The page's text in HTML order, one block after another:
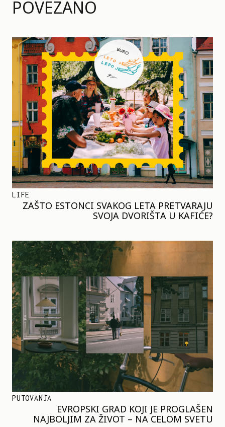
POVEZANO
LIFE
ZAŠTO ESTONCI SVAKOG LETA PRETVARAJU
SVOJA DVORIŠTA U KAFIĆE?
PUTOVANJA
EVROPSKI GRAD KOJI JE PROGLAŠEN
NAJBOLJIM ZA ŽIVOT – NA CELOM SVETU